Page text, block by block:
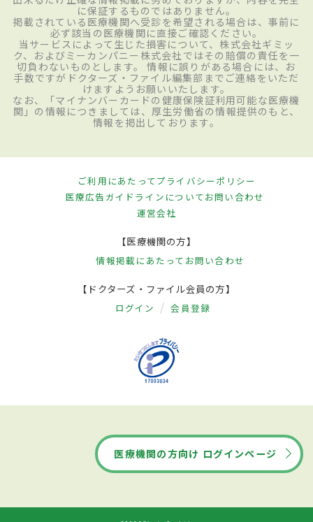
に保証するものではありません。
掲載されている医療機関へ受診を希望される場合は、事前に
必ず該当の医療機関に直接ご確認ください。
当サービスによって生じた損害について、株式会社ギミッ
ク、およびミーカンパニー株式会社ではその賠償の責任を一
切負わないものとします。 情報に誤りがある場合には、お
手数ですがドクターズ・ファイル編集部までご連絡をいただ
けますようお願いいたします。
なお、「マイナンバーカードの健康保険証利用可能な医療機
関」の情報につきましては、厚生労働省の情報提供のもと、
情報を掲出しております。
ご利用にあたってプライバシーポリシー
医療広告ガイドラインについてお問い合わせ
運営会社
【医療機関の方】
情報掲載にあたって お問い合わせ
【ドクターズ・ファイル会員の方】
ログイン 会員登録
医療機関の方向け ログインページ